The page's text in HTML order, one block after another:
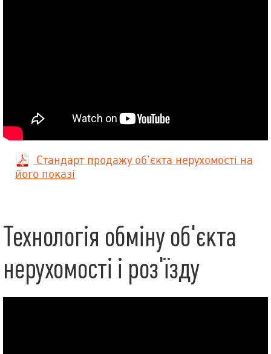
Стандарт продажу об'єкта нерухомості на
його показі
Технологія обміну об'єкта
нерухомості і роз'їзду